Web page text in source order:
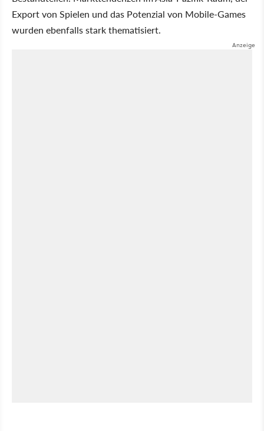
Export von Spielen und das Potenzial von Mobile-Games
wurden ebenfalls stark thematisiert.